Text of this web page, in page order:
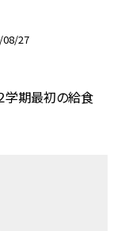
08/27
学期最初の給食